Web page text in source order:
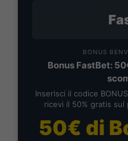
BONUS
Bonus FastBet:
Inserisci il codice
ricevi il 50% gratis
50€ di